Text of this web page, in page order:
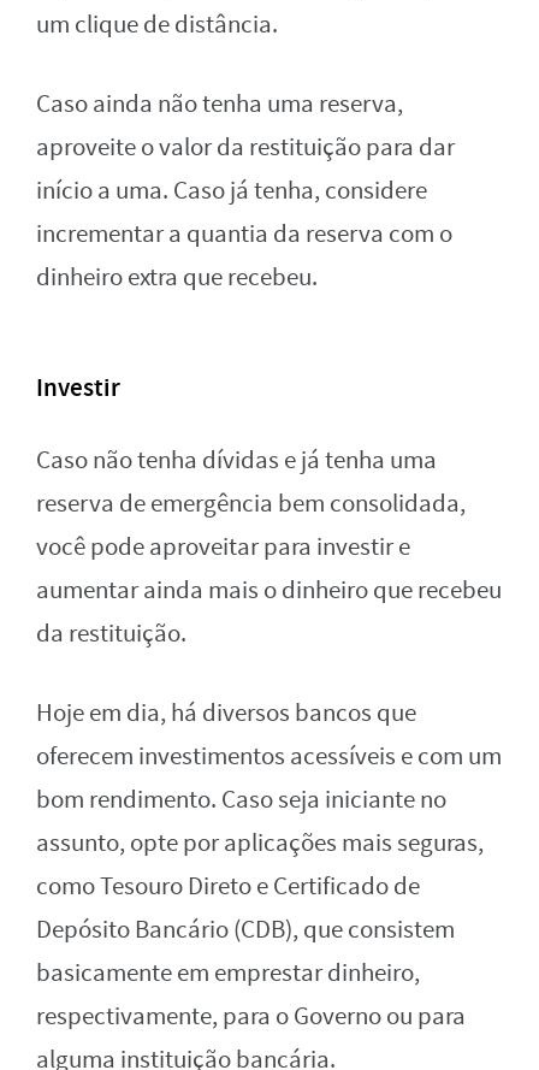
um clique de distância.
Caso ainda não tenha uma reserva,
aproveite o valor da restituição para dar
início a uma. Caso já tenha, considere
incrementar a quantia da reserva com o
dinheiro extra que recebeu.
Investir
Caso não tenha dívidas e já tenha uma
reserva de emergência bem consolidada,
você pode aproveitar para investir e
aumentar ainda mais o dinheiro que recebeu
da restituição.
Hoje em dia, há diversos bancos que
oferecem investimentos acessíveis e com um
bom rendimento. Caso seja iniciante no
assunto, opte por aplicações mais seguras,
como Tesouro Direto e Certificado de
Depósito Bancário (CDB), que consistem
basicamente em emprestar dinheiro,
respectivamente, para o Governo ou para
alguma instituição bancária.